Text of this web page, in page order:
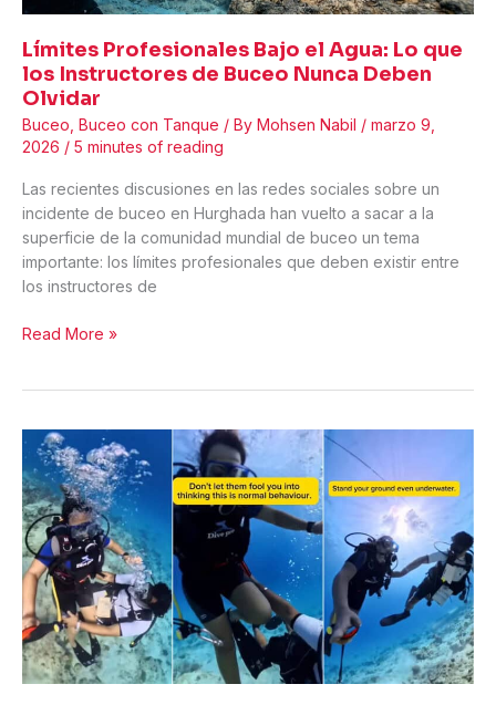
Límites Profesionales Bajo el Agua: Lo que
los Instructores de Buceo Nunca Deben
Olvidar
Buceo Buceo con Tanque / By Mohsen Nabil / marzo 9,
2026 / 5 minutes of reading
Las recientes discusiones en las redes sociales sobre un
incidente de buceo en Hurghada han vuelto a sacar a la
superficie de la comunidad mundial de buceo un tema
importante: los límites profesionales que deben existir entre
los instructores de
Límites
Agua:
Lo
que
los
Instructores
de
Buceo
Nunca
Deben
Olvidar
Read More »